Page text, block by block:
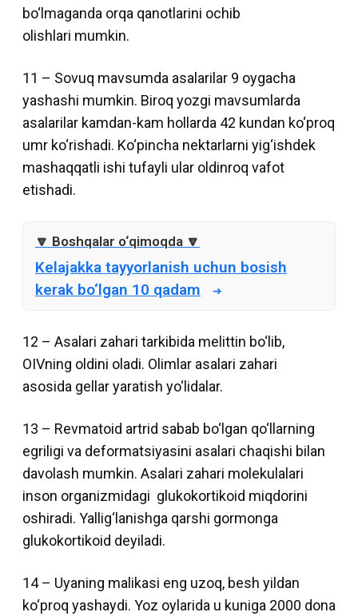
bo‘lmaganda orqa qanotlarini ochib
olishlari mumkin.
11 – Sovuq mavsumda asalarilar 9 oygacha
yashashi mumkin. Biroq yozgi mavsumlarda
asalarilar kamdan-kam hollarda 42 kundan ko‘proq
umr ko‘rishadi. Ko‘pincha nektarlarni yig‘ishdek
mashaqqatli ishi tufayli ular oldinroq vafot
etishadi.
Kelajakka tayyorlanish uchun bosish
kerak bo‘lgan 10 qadam
12 – Asalari zahari tarkibida melittin bo‘lib,
OIVning oldini oladi. Olimlar asalari zahari
asosida gellar yaratish yo‘lidalar.
13 – Revmatoid artrid sabab bo‘lgan qo‘llarning
egriligi va deformatsiyasini asalari chaqishi bilan
davolash mumkin. Asalari zahari molekulalari
inson organizmidagi glukokortikoid miqdorini
oshiradi. Yallig‘lanishga qarshi gormonga
glukokortikoid deyiladi.
14 – Uyaning malikasi eng uzoq, besh yildan
ko‘proq yashaydi. Yoz oylarida u kuniga 2000 dona